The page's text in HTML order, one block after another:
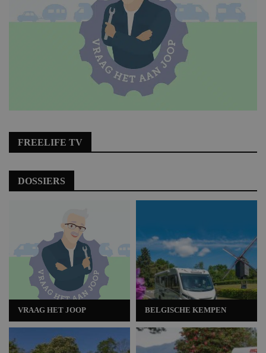
FREELIFE TV
DOSSIERS
VRAAG HET JOOP BELGISCHE KEMPEN